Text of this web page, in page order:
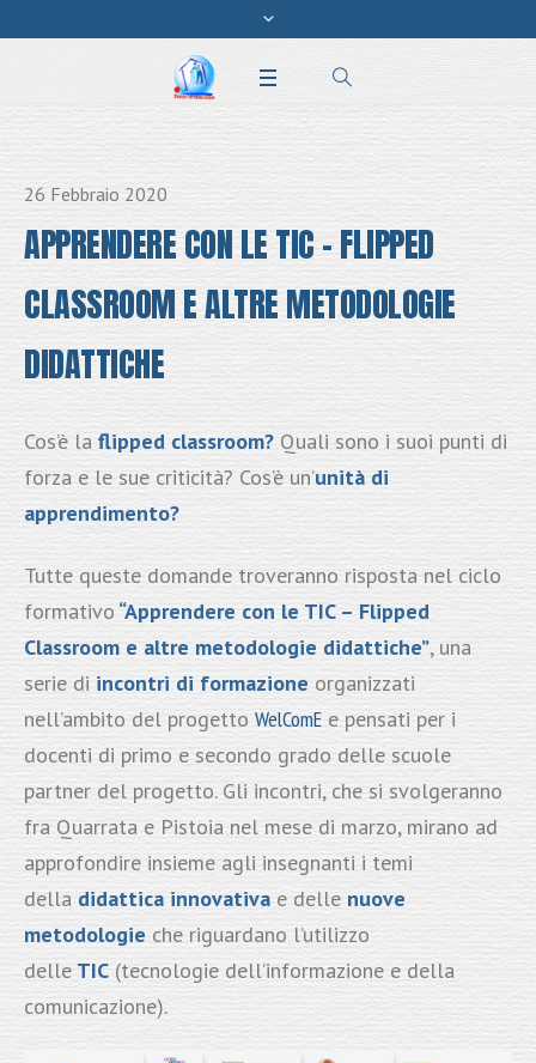
26 Febbraio 2020
APPRENDERE CON LE TIC – FLIPPED
CLASSROOM E ALTRE METODOLOGIE
DIDATTICHE
Cos’è la flipped classroom?Quali sono i suoi punti di
forza e le sue criticità? Cos’è un’unità di
apprendimento?
Tutte queste domande troveranno risposta nel ciclo
formativo “Apprendere con le TIC – Flipped
Classroom e altre metodologie didattiche”, una
serie di incontri di formazione organizzati
nell’ambito del progetto WelComEe pensati per i
docenti di primo e secondo grado delle scuole
partner del progetto. Gli incontri, che si svolgeranno
fra Quarrata e Pistoia nel mese di marzo, mirano ad
approfondire insieme agli insegnanti i temi
della didattica innovativa e dellenuove
metodologieche riguardano l’utilizzo
delle TIC (tecnologie dell’informazione e della
comunicazione).